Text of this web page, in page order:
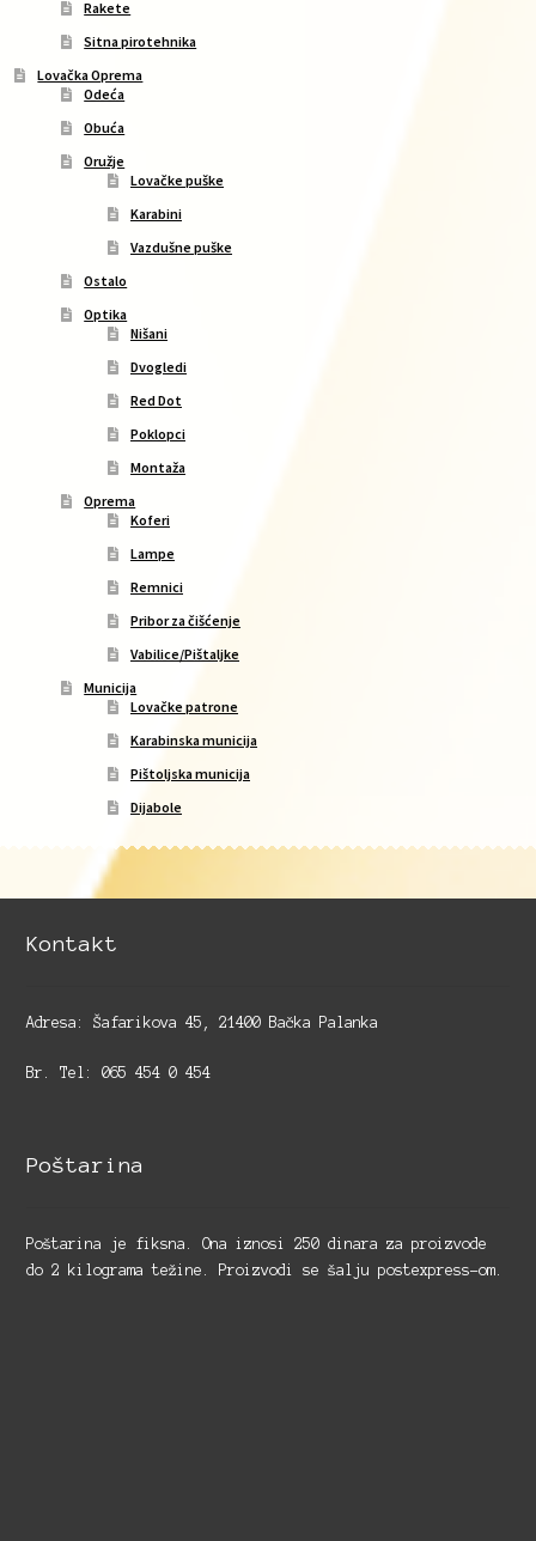
Rakete
Sitna pirotehnika
Lovačka Oprema
Odeća
Obuća
Oružje
Lovačke puške
Karabini
Vazdušne puške
Ostalo
Optika
Nišani
Dvogledi
Red Dot
Poklopci
Montaža
Oprema
Koferi
Lampe
Remnici
Pribor za čišćenje
Vabilice/Pištaljke
Municija
Lovačke patrone
Karabinska municija
Pištoljska municija
Dijabole
Kontakt
Adresa: Šafarikova 45, 21400 Bačka Palanka
Br. Tel: 065 454 0 454
Poštarina
Poštarina je fiksna. Ona iznosi 250 dinara za proizvode
do 2 kilograma težine. Proizvodi se šalju postexpress-om.